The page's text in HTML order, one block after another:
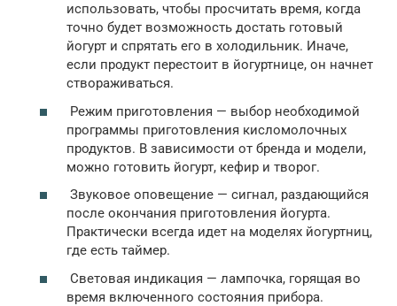
использовать, чтобы просчитать время, когда
точно будет возможность достать готовый
йогурт и спрятать его в холодильник. Иначе,
если продукт перестоит в йогуртнице, он начнет
створаживаться.
Режим приготовления — выбор необходимой
программы приготовления кисломолочных
продуктов. В зависимости от бренда и модели,
можно готовить йогурт, кефир и творог.
Звуковое оповещение — сигнал, раздающийся
после окончания приготовления йогурта.
Практически всегда идет на моделях йогуртниц,
где есть таймер.
Световая индикация — лампочка, горящая во
время включенного состояния прибора.